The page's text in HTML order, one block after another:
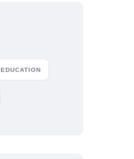
EDUCATION